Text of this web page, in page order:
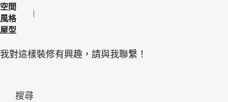
空間
風格
屋型
我對這樣裝修有興趣，請與我聯繫！
搜尋